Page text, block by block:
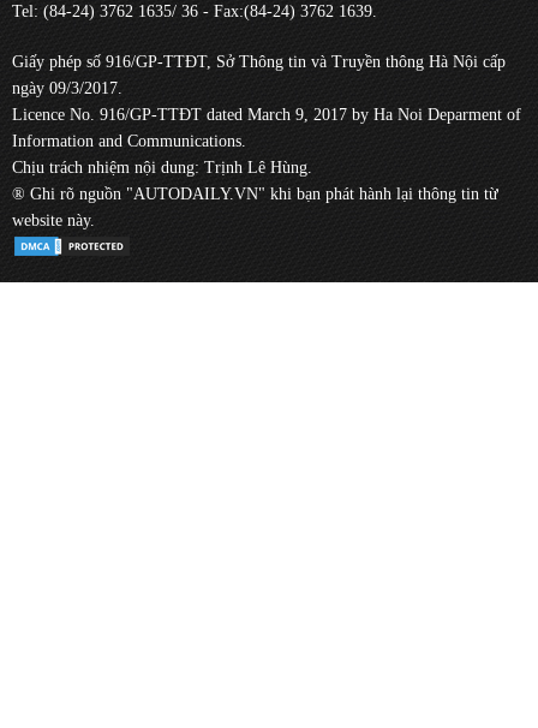
Tel: (84-24) 3762 1635/ 36 - Fax:(84-24) 3762 1639.
Giấy phép số 916/GP-TTĐT, Sở Thông tin và Truyền thông Hà Nội cấp
ngày 09/3/2017.
Licence No. 916/GP-TTĐT dated March 9, 2017 by Ha Noi Deparment of
Information and Communications.
Chịu trách nhiệm nội dung: Trịnh Lê Hùng.
® Ghi rõ nguồn "AUTODAILY.VN" khi bạn phát hành lại thông tin từ
website này.